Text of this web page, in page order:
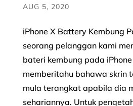
AUG 5, 2020
iPhone X Battery Kembung
seorang pelanggan kami
bateri kembung pada
memberitahu bahawa skrin
mula terangkat apabila dia
sehariannya. Untuk